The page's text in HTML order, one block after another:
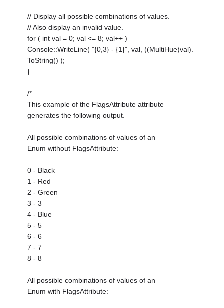
// Display all possible combinations of values.
// Also display an invalid value.
for ( int val = 0; val <= 8; val++ )
Console::WriteLine( "{0,3} - {1}", val, ((MultiHue)val).
ToString() );
}
/*
This example of the FlagsAttribute attribute
generates the following output.
All possible combinations of values of an
Enum without FlagsAttribute:
0 - Black
1 - Red
2 - Green
3 - 3
4 - Blue
5 - 5
6 - 6
7 - 7
8 - 8
All possible combinations of values of an
Enum with FlagsAttribute: